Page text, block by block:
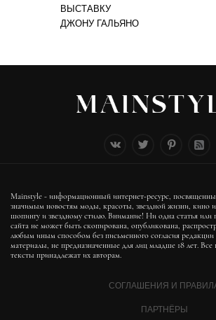
ВЫСТАВКУ
ДЖОНУ ГАЛЬЯНО
Mainstyle - информационный интернет-ресурс,
значимым новостям моды, красоты, звездной жизни, кино
шопингу и звездному стилю. Внимание! Ни одна статья или
сайта не может быть скопирована, опубликована,
любым иным способом без письменного согласия
материалы, не предназначенные для лиц младше 18 лет.
тексты принадлежат их авторам.
СОГЛАШЕНИЯ И
ПАРТНЁРЫ